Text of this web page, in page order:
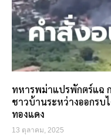
ทหารพม่าแปรพักตร์แฉ
ชาวบ้านระหว่างออกรบ
ทองแดง
13 ตุลาคม, 2025